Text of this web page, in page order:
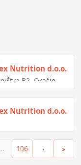
Nutrition d.o.o.
B2, Orašje,
Nutrition d.o.o.
… 106 › »